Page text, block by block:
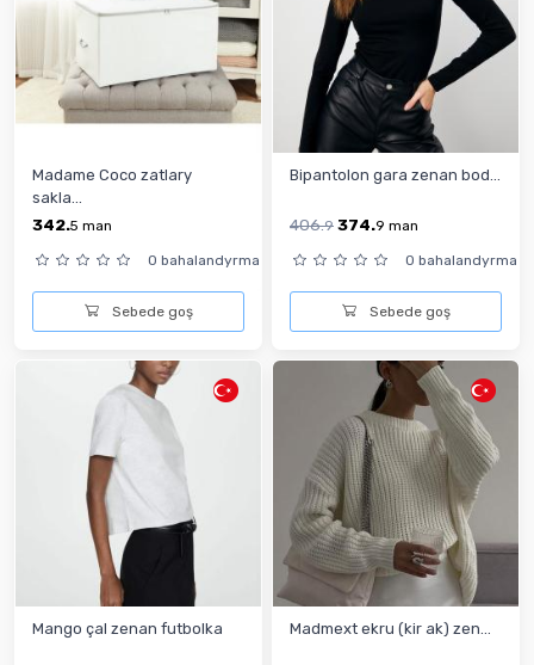
Madame Coco zatlary
sakla...
342.5 man
0 bahalandyrma
Sebede goş
Bipantolon gara zenan bod...
406.9 374.9 man
0 bahalandyrma
Sebede goş
Mango çal zenan futbolka Madmext ekru (kir ak) zen...